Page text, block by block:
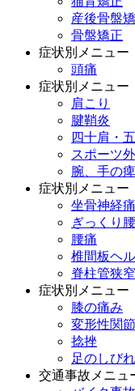
産後骨盤
骨盤矯正
症状別メニュー
頭痛
症状別メニュー
肩こり
腱鞘炎
四十肩・
スポーツ
腕、手の
症状別メニュー
坐骨神経痛
ぎっくり腰
腰痛
椎間板ヘ
脊柱管狭
症状別メニュー
膝の痛み
変形性関
捻挫
足のしびれ
交通事故メニュ